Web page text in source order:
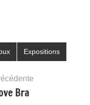
Expositions
Bra